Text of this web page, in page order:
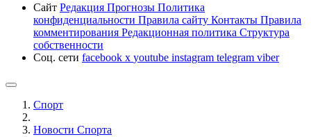
Сайт Редакция Прогнозы Политика
конфиденциальности Правила сайту Контакты Правила
комментирования Редакционная политика Структура
собственности
Соц. сети facebook x youtube instagram telegram viber
Спорт
Новости Cпорта